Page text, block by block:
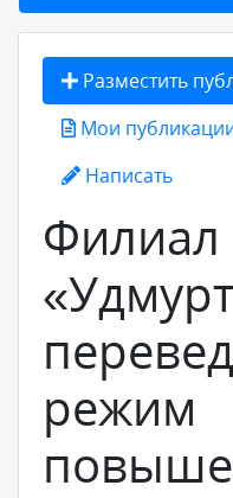
Добавить
Разместить
Мои
Написать
Филиал
режим